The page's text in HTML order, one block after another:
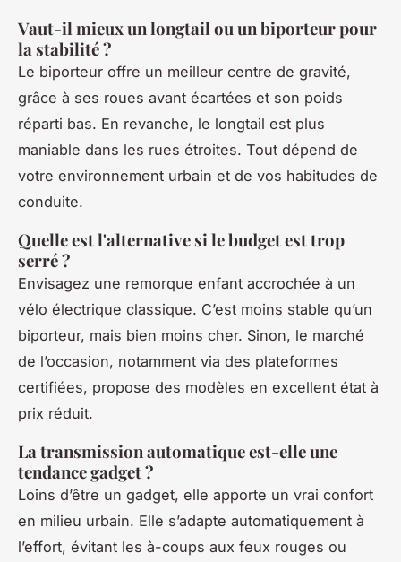
Vaut-il mieux un longtail ou un biporteur pour
la stabilité ?
Le biporteur offre un meilleur centre de gravité,
grâce à ses roues avant écartées et son poids
réparti bas. En revanche, le longtail est plus
maniable dans les rues étroites. Tout dépend de
votre environnement urbain et de vos habitudes de
conduite.
Quelle est l'alternative si le budget est trop
serré ?
Envisagez une remorque enfant accrochée à un
vélo électrique classique. C’est moins stable qu’un
biporteur, mais bien moins cher. Sinon, le marché
de l’occasion, notamment via des plateformes
certifiées, propose des modèles en excellent état à
prix réduit.
La transmission automatique est-elle une
tendance gadget ?
Loins d’être un gadget, elle apporte un vrai confort
en milieu urbain. Elle s’adapte automatiquement à
l’effort, évitant les à-coups aux feux rouges ou